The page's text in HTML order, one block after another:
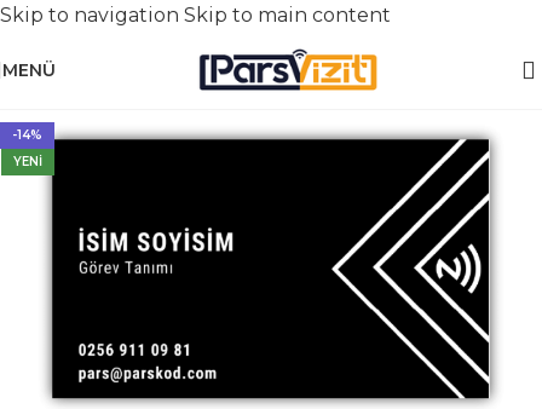
Skip to navigation Skip to main content
MENÜ
-14%
YENI